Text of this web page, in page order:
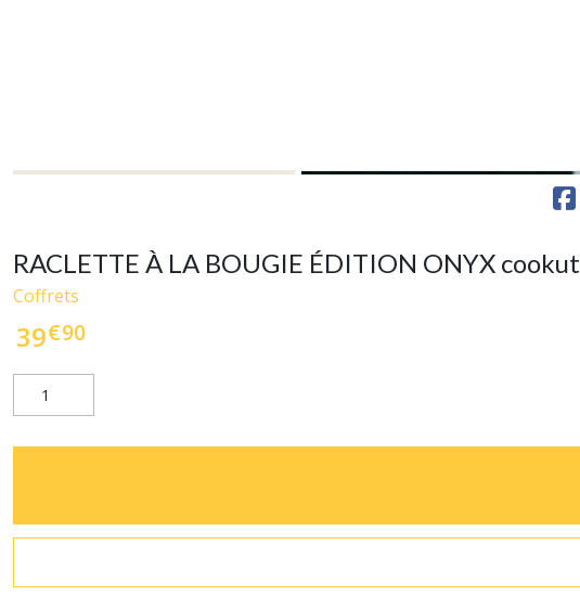
RACLETTE À LA BOUGIE ÉDITION ONYX cookut
Coffrets
39€90